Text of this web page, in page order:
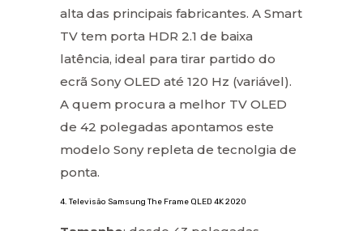
alta das principais fabricantes. A Smart
TV tem porta HDR 2.1 de baixa
latência, ideal para tirar partido do
ecrã Sony OLED até 120 Hz (variável).
A quem procura a melhor TV OLED
de 42 polegadas apontamos este
modelo Sony repleta de tecnolgia de
ponta.
4. Televisão Samsung The Frame QLED 4K 2020